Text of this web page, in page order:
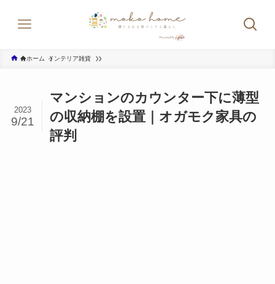
ホーム インテリア雑貨
マンションのカウンター下に薄型
の収納棚を設置｜オガモク家具の
評判
2023
9/21